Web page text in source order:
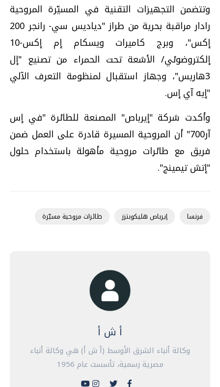
وتتضمن التجهيزات التقنية في المسيّرة المروحية
رادار مراقبة بحرية من طراز "دياديس سي- رانجر 200
إكس"، وبرج كاميرات ويسكام إم إكس-10
إلكتروضوئي/ الأشعة تحت الحمراء من تصنيع "إل
3هاريس"، وجهاز استقبال لمنظومة التعرف الآلي
"إيه آي إس.
وأكدت شركة "إيرباص" المصنعة للطائرة "في إس
آر700" أن المروحية المسيرة قادرة على العمل ضمن
فريق مع طائرات مروحية مأهولة باستخدام حلول
"إتش تيمينج".
فرنسا إيرباص هليكوبترز طائرات مروحية مسيّرة
أ ش أ
وكالة أنباء الشرق الأوسط (أ ش أ) هي وكالة أنباء
مصرية رسمية، تأسست عام 1956